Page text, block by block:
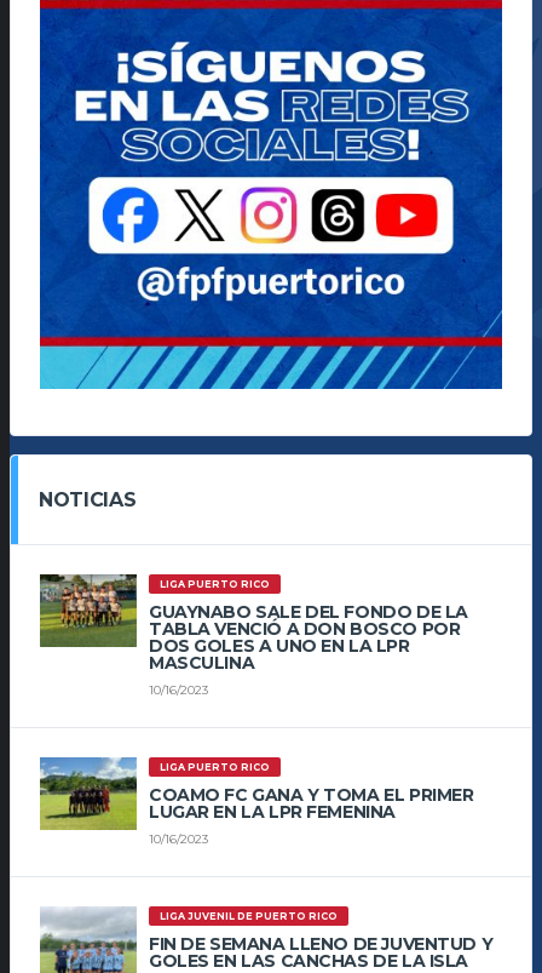
NOTICIAS
LIGA PUERTO RICO
GUAYNABO SALE DEL FONDO DE LA
TABLA VENCIÓ A DON BOSCO POR
DOS GOLES A UNO EN LA LPR
MASCULINA
10/16/2023
LIGA PUERTO RICO
COAMO FC GANA Y TOMA EL PRIMER
LUGAR EN LA LPR FEMENINA
10/16/2023
LIGA JUVENIL DE PUERTO RICO
FIN DE SEMANA LLENO DE JUVENTUD Y
GOLES EN LAS CANCHAS DE LA ISLA